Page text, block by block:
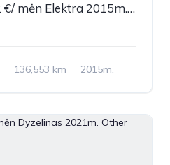
Nissan Leaf nuo 102 €/ mėn Elektra 2015m. Sedanas Automatinė
136,553 km 2015m.